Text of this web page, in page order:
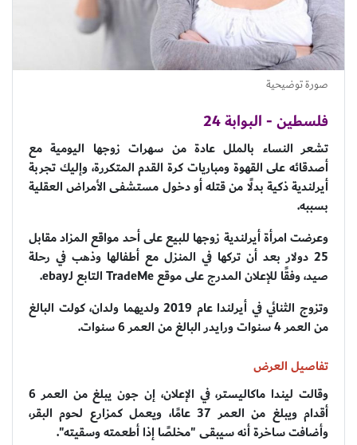
صورة توضيحية
فلسطين - البوابة 24
تشعر النساء بالملل عادة من سهرات زوجها اليومية مع
أصدقائه على القهوة ومباريات كرة القدم المتكررة، وإليك تجربة
أيرلندية ذكية بدلًا من قتله أو دخول مستشفى الأمراض العقلية
بسببه.
وعرضت امرأة أيرلندية زوجها للبيع على أحد مواقع المزاد مقابل
25 دولار بعد أن تركها في المنزل مع أطفالها وذهب في رحلة
صيد، وفقًا للإعلان المدرج على موقع TradeMe التابع لـebay.
وتزوج الثنائي في أيرلندا عام 2019 ولديهما ولدان، كولت البالغ
من العمر 4 سنوات ورايدر البالغ من العمر 6 سنوات.
تفاصيل العرض
وقالت ليندا ماكاليستر، في الإعلان، إن جون يبلغ من العمر 6
أقدام ويبلغ من العمر 37 عامًا، ويعمل كمزارع لحوم البقر،
وأضافت ساخرة أنه سيبقى "مخلصًا إذا أطعمته وسقيته".